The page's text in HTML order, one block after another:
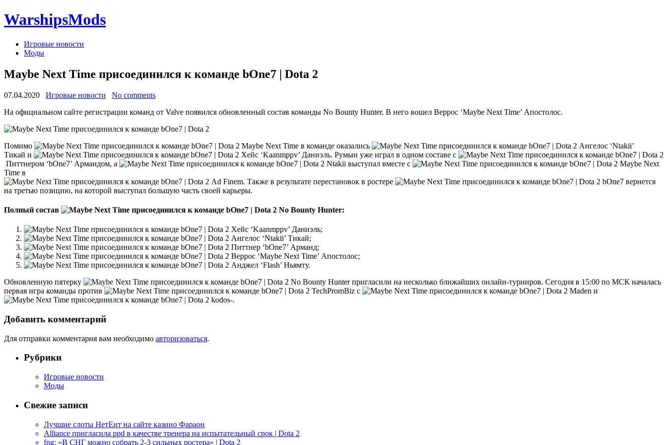
WarshipsMods
Игровые новости
Моды
Maybe Next Time присоединился к команде bOne7 | Dota 2
07.04.2020 Игровые новости
No comments
На официальном сайте регистрации команд от Valve появился обновленный состав команды No Bounty Hunter. В него вошел Веррос ‘Maybe Next Time’ Апостолос.
Помимо Maybe Next Time в команде оказались
Ангелос ‘Ntakii’
Тикай и
Хейс ‘Kaanmppv’ Даниэль. Румын уже играл в одном составе с
Питтнером ‘bOne7’ Армандом, а
Ntakii выступал вместе с
Maybe Next
Time в
Ad Finem. Также в результате перестановок в ростере
bOne7 вернется
на третью позицию, на которой выступал большую часть своей карьеры.
Полный состав No Bounty Hunter:
Хейс ‘Kaanmppv’ Даниэль;
Ангелос ‘Ntakii’ Тикай;
Питтнер ‘bOne7’ Арманд;
Веррос ‘Maybe Next Time’ Апостолос;
Анджел ‘Flash’ Ньямту.
Обновленную пятерку
No Bounty Hunter пригласили на несколько ближайших онлайн-турниров. Сегодня в 15:00 по МСК началась
первая игра команды против
TechPromBiz с
Maden и
kodos-.
Добавить комментарий
Для отправки комментария вам необходимо авторизоваться.
Рубрики
Игровые новости
Моды
Свежие записи
Лучшие слоты НетЕнт на сайте казино Фараон
Alliance пригласила ppd в качестве тренера на испытательный срок | Dota 2
fng: «В СНГ можно собрать 2-3 сильных ростера» | Dota 2